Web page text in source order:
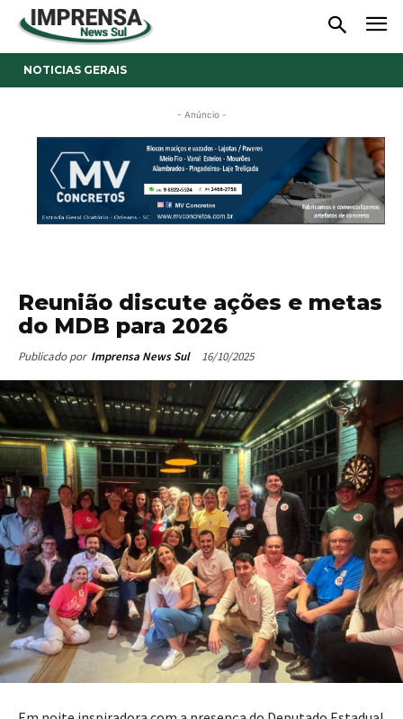
NOTICIAS GERAIS
- Anúncio -
Reunião discute ações e metas
do MDB para 2026
Publicado por Imprensa News Sul 16/10/2025